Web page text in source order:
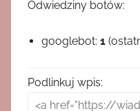
Odwiedziny botów:
googlebot: 1
Podlinkuj wpis: